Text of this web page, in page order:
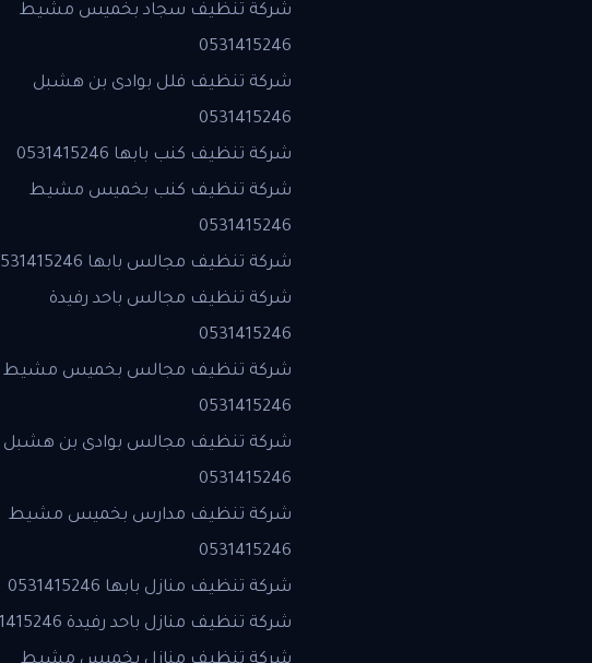
شركة تنظيف سجاد بخميس مشيط
0531415246
شركة تنظيف فلل بوادى بن هشبل
0531415246
شركة تنظيف كنب بابها 0531415246
شركة تنظيف كنب بخميس مشيط
0531415246
شركة تنظيف مجالس بابها 0531415246.
شركة تنظيف مجالس باحد رفيدة
0531415246
شركة تنظيف مجالس بخميس مشيط
0531415246
شركة تنظيف مجالس بوادى بن هشبل
0531415246
شركة تنظيف مدارس بخميس مشيط
0531415246
شركة تنظيف منازل بابها 0531415246
شركة تنظيف منازل باحد رفيدة 0531415246